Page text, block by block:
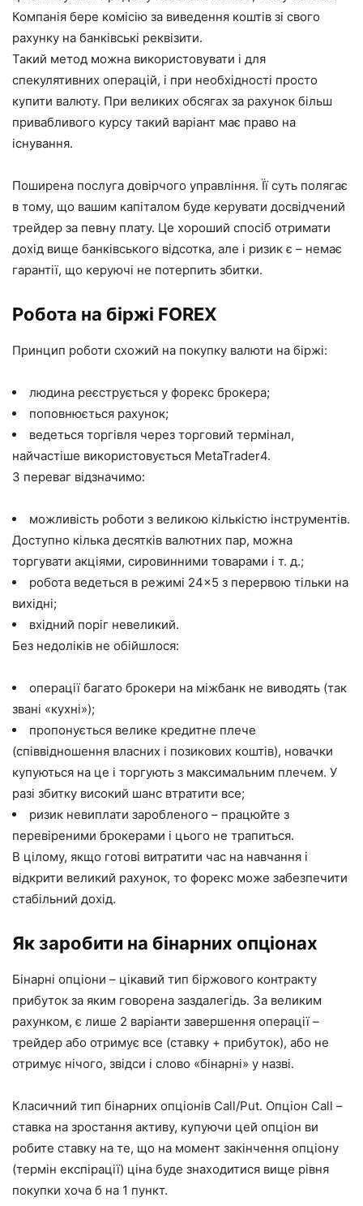
Компанія бере комісію за виведення коштів зі свого
рахунку на банківські реквізити.
Такий метод можна використовувати і для
спекулятивних операцій, і при необхідності просто
купити валюту. При великих обсягах за рахунок більш
привабливого курсу такий варіант має право на
існування.
Поширена послуга довірчого управління. Її суть полягає
в тому, що вашим капіталом буде керувати досвідчений
трейдер за певну плату. Це хороший спосіб отримати
дохід вище банківського відсотка, але і ризик є – немає
гарантії, що керуючі не потерпить збитки.
Робота на біржі FOREX
Принцип роботи схожий на покупку валюти на біржі:
людина реєструється у форекс брокера;
поповнюється рахунок;
ведеться торгівля через торговий термінал,
найчастіше використовується MetaTrader4.
З переваг відзначимо:
можливість роботи з великою кількістю інструментів.
Доступно кілька десятків валютних пар, можна
торгувати акціями, сировинними товарами і т. д.;
робота ведеться в режимі 24×5 з перервою тільки на
вихідні;
вхідний поріг невеликий.
Без недоліків не обійшлося:
операції багато брокери на міжбанк не виводять (так
звані «кухні»);
пропонується велике кредитне плече
(співвідношення власних і позикових коштів), новачки
купуються на це і торгують з максимальним плечем. У
разі збитку високий шанс втратити все;
ризик невиплати заробленого – працюйте з
перевіреними брокерами і цього не трапиться.
В цілому, якщо готові витратити час на навчання і
відкрити великий рахунок, то форекс може забезпечити
стабільний дохід.
Як заробити на бінарних опціонах
Бінарні опціони – цікавий тип біржового контракту
прибуток за яким говорена заздалегідь. За великим
рахунком, є лише 2 варіанти завершення операції –
трейдер або отримує все (ставку + прибуток), або не
отримує нічого, звідси і слово «бінарні» у назві.
Класичний тип бінарних опціонів Call/Put. Опціон Call –
ставка на зростання активу, купуючи цей опціон ви
робите ставку на те, що на момент закінчення опціону
(термін експірації) ціна буде знаходитися вище рівня
покупки хоча б на 1 пункт.